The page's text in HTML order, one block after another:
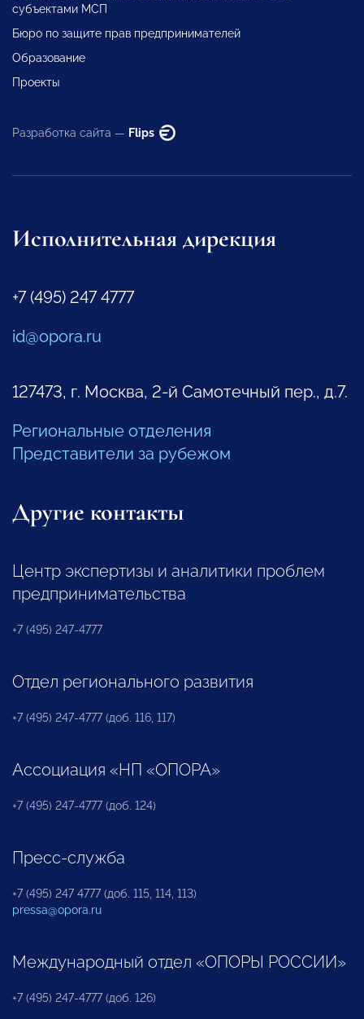
субъектами МСП
Бюро по защите прав предпринимателей
Образование
Проекты
Разработка сайта — Flips
Исполнительная дирекция
+7 (495) 247 4777
id@opora.ru
127473, г. Москва, 2-й Самотечный пер., д.7.
Региональные отделения
Представители за рубежом
Другие контакты
Центр экспертизы и аналитики проблем
предпринимательства
+7 (495) 247-4777
Отдел регионального развития
+7 (495) 247-4777 (доб. 116, 117)
Ассоциация «НП «ОПОРА»
+7 (495) 247-4777 (доб. 124)
Пресс-служба
+7 (495) 247 4777 (доб. 115, 114, 113)
pressa@opora.ru
Международный отдел «ОПОРЫ РОССИИ»
+7 (495) 247-4777 (доб. 126)